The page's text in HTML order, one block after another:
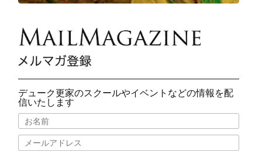
デューク更家のスクールやイベントなどの情報を配
信いたします